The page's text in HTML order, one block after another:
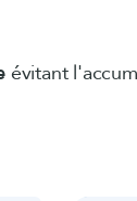
évitant